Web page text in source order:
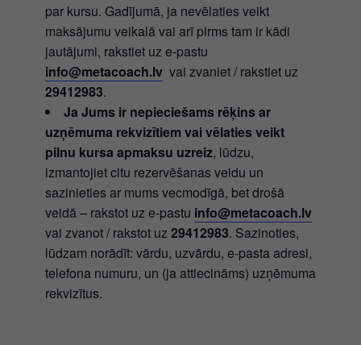
par kursu. Gadījumā, ja nevēlaties veikt
maksājumu veikalā vai arī pirms tam ir kādi
jautājumi, rakstiet uz e-pastu
info@metacoach.lv vai zvaniet / rakstiet uz
29412983.
Ja Jums ir nepieciešams rēķins ar
uzņēmuma rekvizītiem vai vēlaties veikt
pilnu kursa apmaksu uzreiz, lūdzu,
izmantojiet citu rezervēšanas veidu un
sazinieties ar mums vecmodīgā, bet drošā
veidā – rakstot uz e-pastu info@metacoach.lv
vai zvanot / rakstot uz29412983. Sazinoties,
lūdzam norādīt: vārdu, uzvārdu, e-pasta adresi,
telefona numuru, un (ja attiecināms) uzņēmuma
rekvizītus.